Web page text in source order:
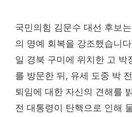
국민의힘 김문수 대선 후보
의 명예 회복을 강조했습니
일 경북 구미에 위치한 고 박
를 방문한 뒤, 유세 도중 박
퇴임에 대한 자신의 견해를
전 대통령이 탄핵으로 인해